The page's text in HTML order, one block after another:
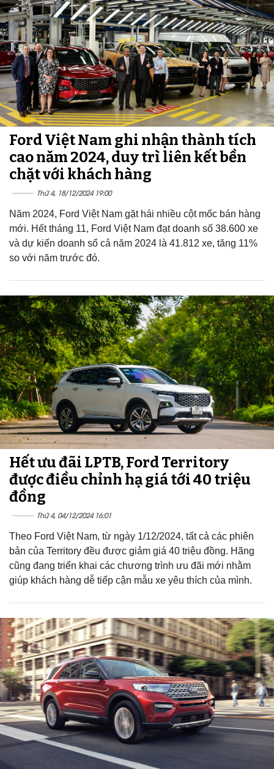
Ford Việt Nam ghi nhận thành tích
cao năm 2024, duy trì liên kết bền
chặt với khách hàng
Thứ 4, 18/12/2024 19:00
Năm 2024, Ford Việt Nam gặt hái nhiều cột mốc bán hàng
mới. Hết tháng 11, Ford Việt Nam đạt doanh số 38.600 xe
và dự kiến doanh số cả năm 2024 là 41.812 xe, tăng 11%
so với năm trước đó.
Hết ưu đãi LPTB, Ford Territory
được điều chỉnh hạ giá tới 40 triệu
đồng
Thứ 4, 04/12/2024 16:01
Theo Ford Việt Nam, từ ngày 1/12/2024, tất cả các phiên
bản của Territory đều được giảm giá 40 triệu đồng. Hãng
cũng đang triển khai các chương trình ưu đãi mới nhằm
giúp khách hàng dễ tiếp cận mẫu xe yêu thích của mình.